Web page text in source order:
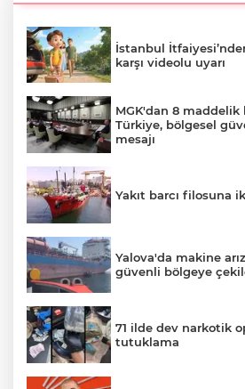
İstanbul
karşı videolu uyarı
MGK'dan 8 maddelik
Türkiye, bölgesel
mesajı
Yakıt barcı filosuna
Yalova'da makine
güvenli bölgeye
71 ilde dev narkotik
tutuklama